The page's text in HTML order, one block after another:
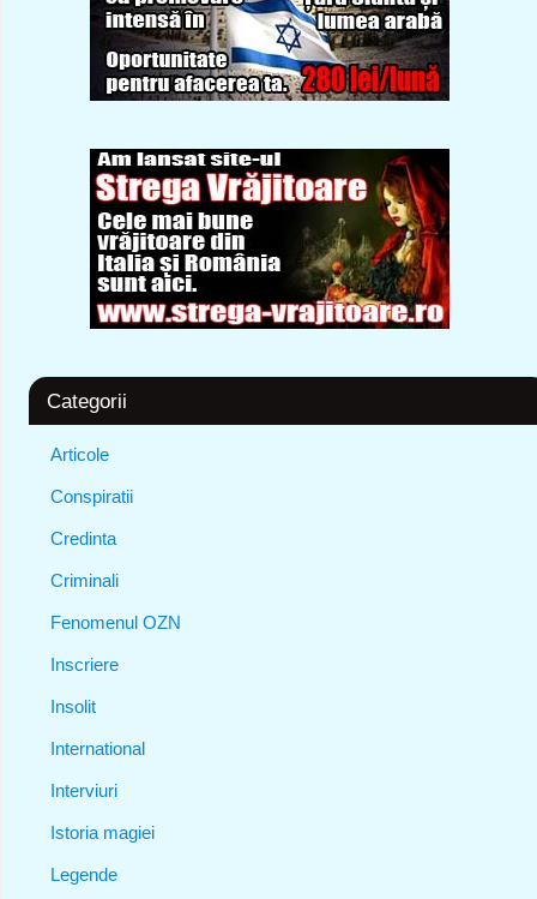
Categorii
Articole
Conspiratii
Credinta
Criminali
Fenomenul OZN
Inscriere
Insolit
International
Interviuri
Istoria magiei
Legende